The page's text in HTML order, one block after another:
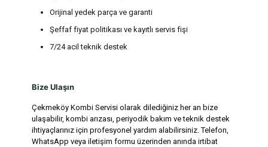
Orijinal yedek parça ve garanti
Şeffaf fiyat politikası ve kayıtlı servis fişi
7/24 acil teknik destek
Bize Ulaşın
Çekmeköy Kombi Servisi olarak dilediğiniz her an bize
ulaşabilir, kombi arızası, periyodik bakım ve teknik destek
ihtiyaçlarınız için profesyonel yardım alabilirsiniz. Telefon,
WhatsApp veya iletişim formu üzerinden anında irtibat